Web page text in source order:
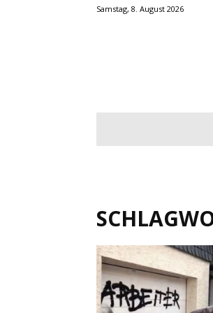
Samstag, 8. August 2026